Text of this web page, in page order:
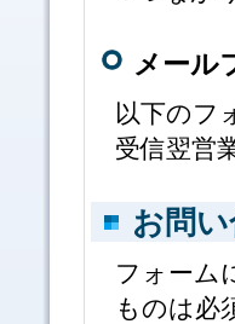
メール
以下のフ
受信翌営
お問
フォーム
ものは必